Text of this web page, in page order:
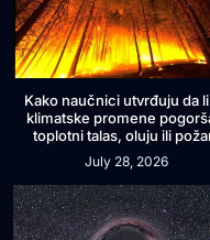
Kako naučnici utvrđuju da
klimatske promene
toplotni talas, oluju ili
July 28, 2026